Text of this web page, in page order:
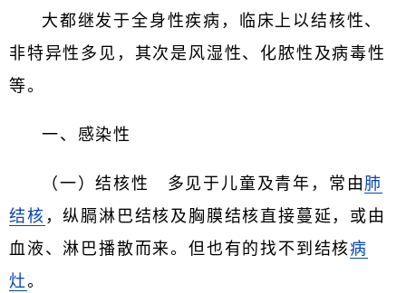
大都继发于全身性疾病，临床上以结核性、
非特异性多见，其次是风湿性、化脓性及病毒性
等。
一、感染性
（一）结核性 多见于儿童及青年，常由 肺
结核 ，纵膈淋巴结核及胸膜结核直接蔓延，或由
血液、淋巴播散而来。但也有的找不到结核病
灶。